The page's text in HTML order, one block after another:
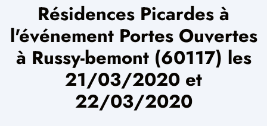
Résidences Picardes à
l'événement Portes Ouvertes
à Russy-bemont (60117) les
21/03/2020 et
22/03/2020